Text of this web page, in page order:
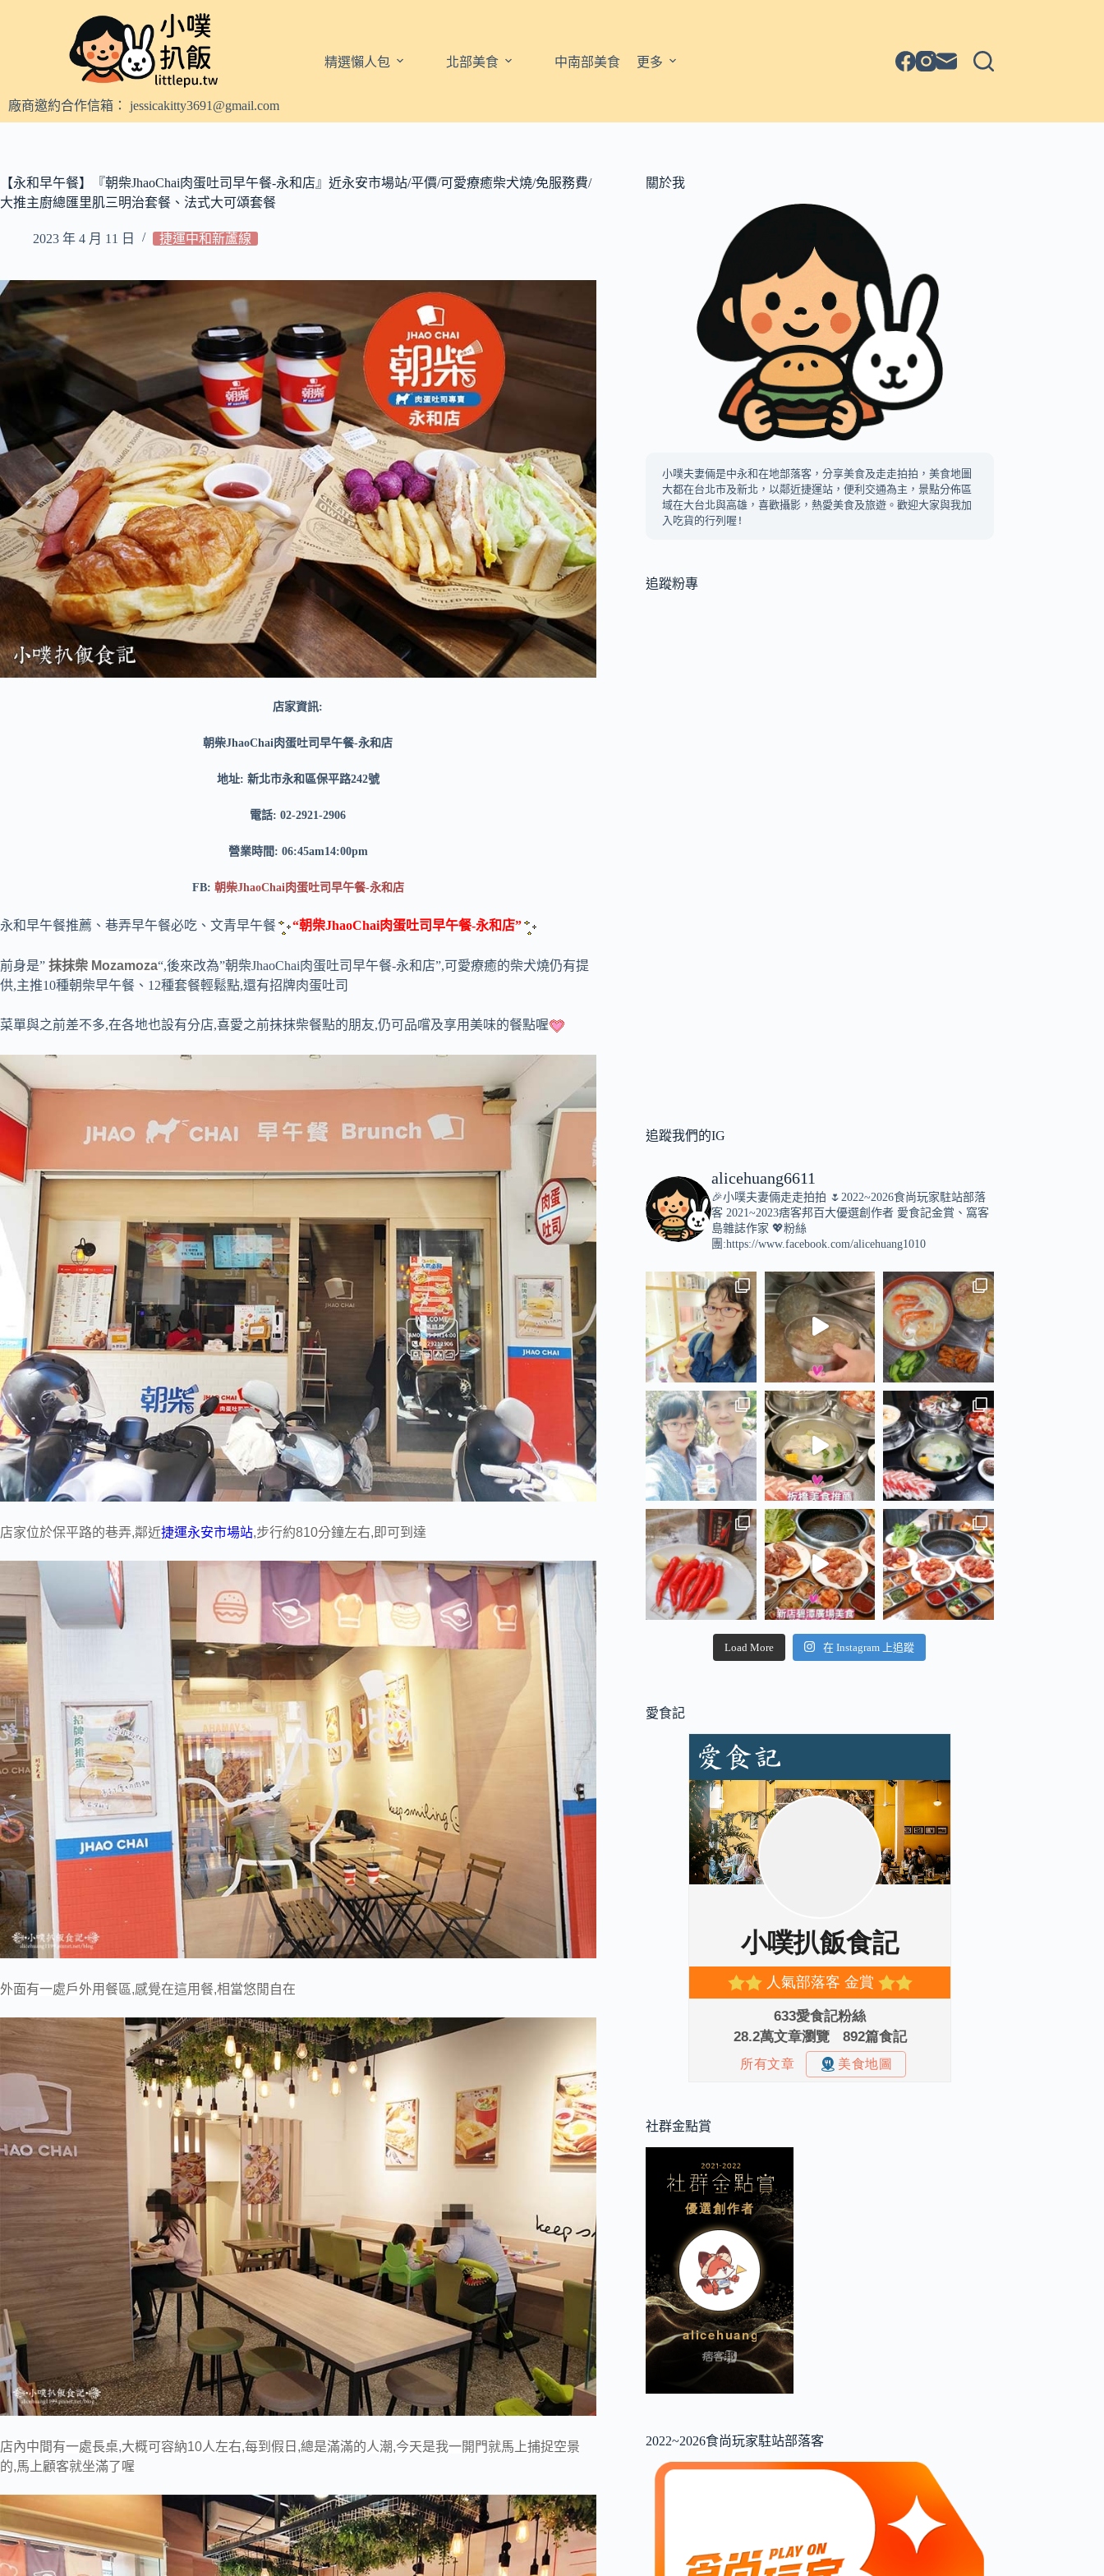
容廠商邀約合作信箱： jessicakitty3691@gmail.com
精選懶人包 北部美食 中南部美食 更多
【永和早午餐】『朝柴JhaoChai肉蛋吐司早午餐-永和店』近永安市場站/平價/可愛療癒柴犬燒/免服務費/
大推主廚總匯里肌三明治套餐、法式大可頌套餐
2023 年 4 月 11 日 捷運中和新蘆線
店家資訊:
朝柴JhaoChai肉蛋吐司早午餐-永和店
地址: 新北市永和區保平路242號
電話: 02-2921-2906
營業時間: 06:45am14:00pm
FB: 朝柴JhaoChai肉蛋吐司早午餐-永和店
永和早午餐推薦、巷弄早午餐必吃、文青早午餐 “朝柴JhaoChai肉蛋吐司早午餐-永和店”
前身是” 抹抹柴 Mozamoza“,後來改為”朝柴JhaoChai肉蛋吐司早午餐-永和店”,可愛療癒的柴犬燒仍有提
供,主推10種朝柴早午餐、12種套餐輕鬆點,還有招牌肉蛋吐司
菜單與之前差不多,在各地也設有分店,喜愛之前抹抹柴餐點的朋友,仍可品嚐及享用美味的餐點喔
店家位於保平路的巷弄,鄰近捷運永安市場站,步行約810分鐘左右,即可到達
外面有一處戶外用餐區,感覺在這用餐,相當悠閒自在
店內中間有一處長桌,大概可容納10人左右,每到假日,總是滿滿的人潮,今天是我一開門就馬上捕捉空景
的,馬上顧客就坐滿了喔
關於我
小噗夫妻倆是中永和在地部落客，分享美食及走走拍拍，美食地圖
大都在台北市及新北，以鄰近捷運站，便利交通為主，景點分佈區
域在大台北與高雄，喜歡攝影，熱愛美食及旅遊。歡迎大家與我加
入吃貨的行列喔!
追蹤粉專
追蹤我們的IG
alicehuang6611
🎉小噗夫妻倆走走拍拍 🌷2022~2026食尚玩家駐站部落
客 2021~2023痞客邦百大優選創作者 愛食記金賞、窩客
島雜誌作家 💖粉絲
團:https://www.facebook.com/alicehuang1010
Load More 在 Instagram 上追蹤
愛食記
社群金點賞
2022~2026食尚玩家駐站部落客